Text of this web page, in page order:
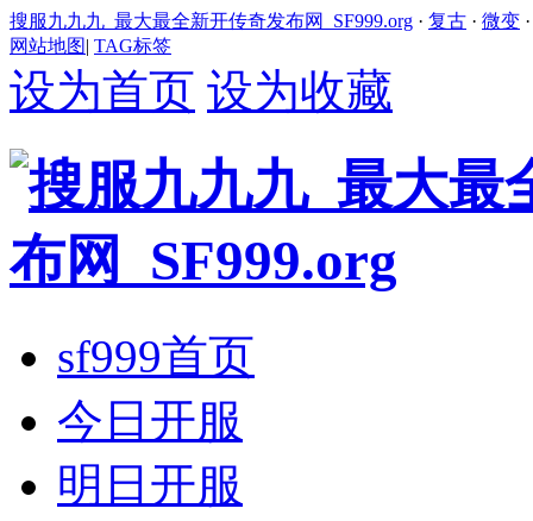
搜服九九九_最大最全新开传奇发布网_SF999.org · 复古 · 微变
网站地图| TAG标签
设为首页 设为收藏
sf999首页
今日开服
明日开服